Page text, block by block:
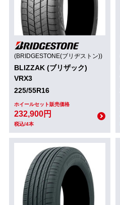
(BRIDGESTONE(ブリヂストン))
BLIZZAK (ブリザック)
VRX3
225/55R16
ホイールセット販売価格
232,900円
税込/4本